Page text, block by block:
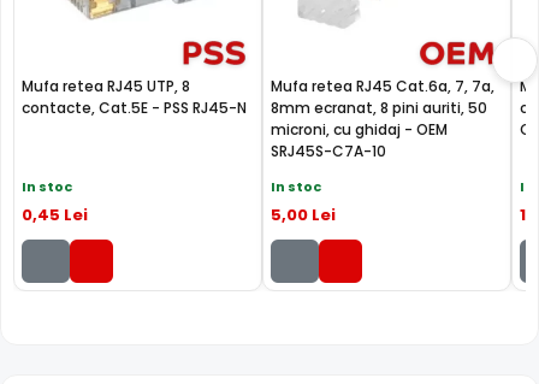
Mufa retea RJ45 UTP, 8
contacte, Cat.5E - PSS RJ45-N
In stoc
0,45 Lei
Mufa retea RJ45 Cat.6a, 7, 7a,
8mm ecranat, 8 pini auriti, 50
microni, cu ghidaj - OEM
SRJ45S-C7A-10
In stoc
5,00 Lei
In
13